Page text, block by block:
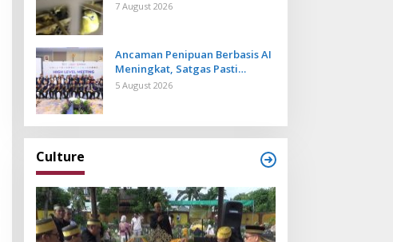
dari NTB Diamankan Karantina
7 August 2026
Ancaman Penipuan Berbasis AI
Meningkat, Satgas Pasti
Perkuat Penindakan dan
5 August 2026
Culture